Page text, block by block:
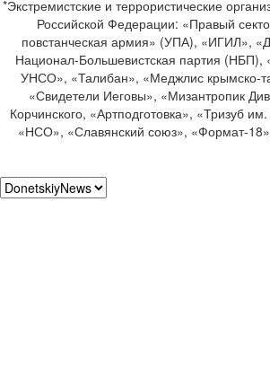
*Экстремистские и террористические
Российской Федерации: «Правый
повстанческая армия» (УПА), «ИГИЛ»,
Национал-Большевистская партия
УНСО», «Талибан», «Меджлис крымско-
«Свидетели Иеговы», «Мизантропик
Корчинского, «Артподготовка», «Тризуб
«НСО», «Славянский союз», «Формат-